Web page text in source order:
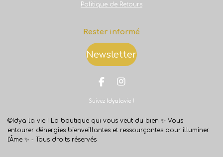
Politique de Retours
Rester informé
Newsletter
F
c
b
o
I
s
a
g
Suivez Idyalavie !
©Idya la vie ! La boutique qui vous veut du bien ✨ Vous
entourer d'énergies bienveillantes et ressourçantes pour illuminer
l'Âme ✨ - Tous droits réservés